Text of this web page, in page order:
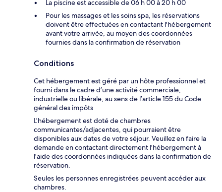
La piscine est accessible de 06 h 00 à 20 h 00
Pour les massages et les soins spa, les réservations
doivent être effectuées en contactant l'hébergement
avant votre arrivée, au moyen des coordonnées
fournies dans la confirmation de réservation
Conditions
Cet hébergement est géré par un hôte professionnel et
fourni dans le cadre d’une activité commerciale,
industrielle ou libérale, au sens de l’article 155 du Code
général des impôts
L'hébergement est doté de chambres
communicantes/adjacentes, qui pourraient être
disponibles aux dates de votre séjour. Veuillez en faire la
demande en contactant directement l'hébergement à
l'aide des coordonnées indiquées dans la confirmation de
réservation.
Seules les personnes enregistrées peuvent accéder aux
chambres.